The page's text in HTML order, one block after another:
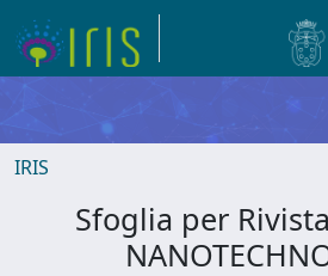
IRIS
Sfoglia per